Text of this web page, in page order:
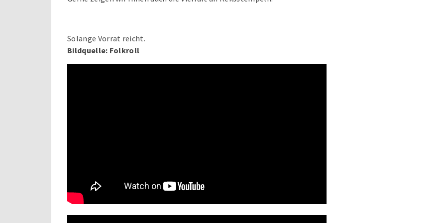
Solange Vorrat reicht.
Bildquelle: Folkroll